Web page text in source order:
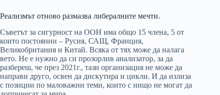
Реализмът отново размазва либералните мечти.
Съветът за сигурност на ООН има общо 15 члена, 5 от
които постоянни – Русия, САЩ, Франция,
Великобритания и Китай. Всяка от тях може да налага
вето. Не е нужно да си прозорлив анализатор, за да
разбереш, че през 2021г., тази организация не може да
направи друго, освен да дискутира и цикли. И да излиза
с позиции по маловажни теми, които с нищо не могат да